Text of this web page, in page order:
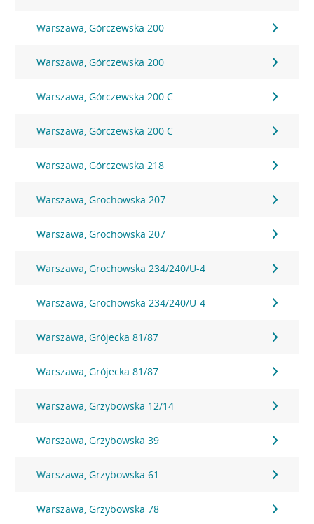
Warszawa, Górczewska 200
Warszawa, Górczewska 200
Warszawa, Górczewska 200 C
Warszawa, Górczewska 200 C
Warszawa, Górczewska 218
Warszawa, Grochowska 207
Warszawa, Grochowska 207
Warszawa, Grochowska 234/240/U-4
Warszawa, Grochowska 234/240/U-4
Warszawa, Grójecka 81/87
Warszawa, Grójecka 81/87
Warszawa, Grzybowska 12/14
Warszawa, Grzybowska 39
Warszawa, Grzybowska 61
Warszawa, Grzybowska 78